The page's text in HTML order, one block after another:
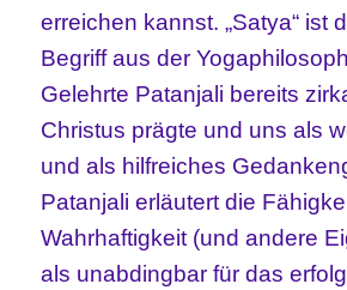
erreichen kannst. „Satya“ ist
Begriff aus der
Gelehrte Patanjali bereits
Christus prägte und uns als
und als hilfreiches
Patanjali erläutert die
Wahrhaftigkeit (und andere
als unabdingbar für das